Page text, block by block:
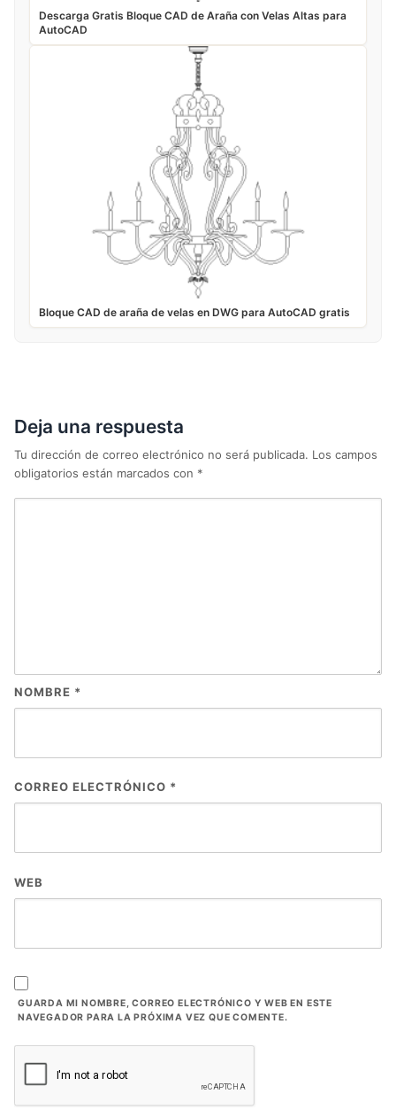
Descarga Gratis Bloque CAD de Araña con Velas Altas para
AutoCAD
Bloque CAD de araña de velas en DWG para AutoCAD gratis
Deja una respuesta
Tu dirección de correo electrónico no será publicada. Los campos
obligatorios están marcados con *
NOMBRE *
CORREO ELECTRÓNICO *
WEB
GUARDA MI NOMBRE, CORREO ELECTRÓNICO Y WEB EN ESTE
NAVEGADOR PARA LA PRÓXIMA VEZ QUE COMENTE.